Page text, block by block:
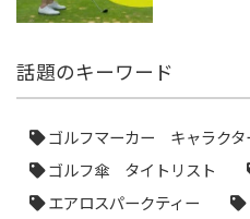
話題のキーワード
ゴルフマーカー キャラクタ
ゴルフ傘 タイトリスト
エアロスパークティー